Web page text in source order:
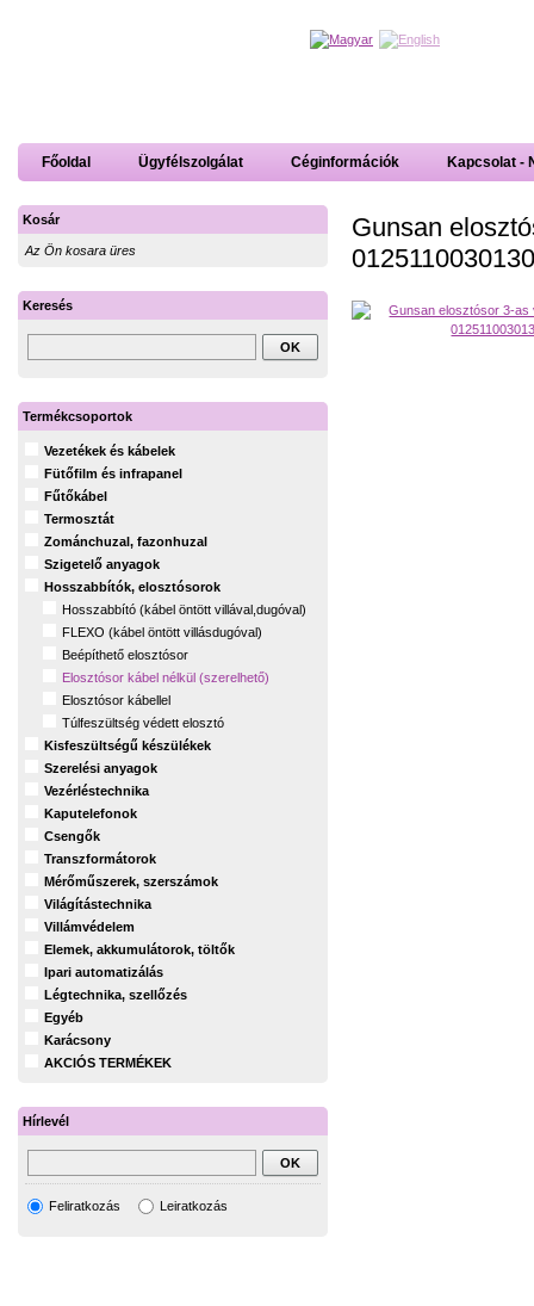
Főoldal Ügyfélszolgálat Céginformációk Kapcsolat -
Gunsan
Kosár
Az Ön kosara üres
Keresés
Termékcsoportok
Vezetékek és kábelek
Fütőfilm és infrapanel
Fűtőkábel
Termosztát
Zománchuzal, fazonhuzal
Szigetelő anyagok
Hosszabbítók, elosztósorok
Hosszabbító (kábel öntött villával,dugóval)
FLEXO (kábel öntött villásdugóval)
Beépíthető elosztósor
Elosztósor kábel nélkül (szerelhető)
Elosztósor kábellel
Túlfeszültség védett elosztó
Kisfeszültségű készülékek
Szerelési anyagok
Vezérléstechnika
Kaputelefonok
Csengők
Transzformátorok
Mérőműszerek, szerszámok
Világítástechnika
Villámvédelem
Elemek, akkumulátorok, töltők
Ipari automatizálás
Légtechnika, szellőzés
Egyéb
Karácsony
AKCIÓS TERMÉKEK
Hírlevél
Feliratkozás Leiratkozás